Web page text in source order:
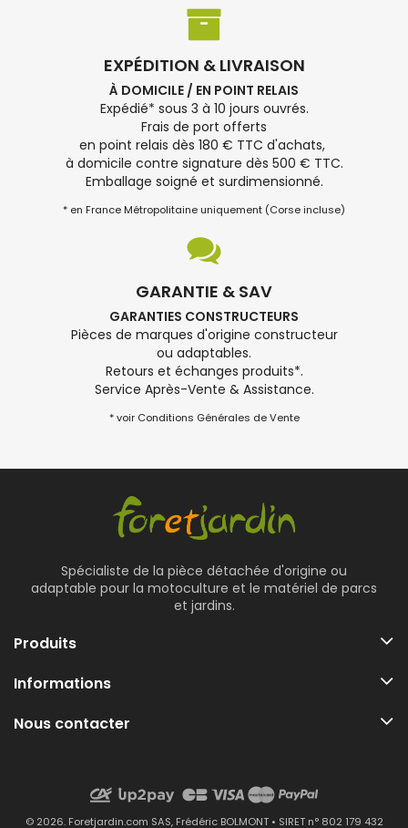
EXPÉDITION & LIVRAISON
À DOMICILE / EN POINT RELAIS
Expédié* sous 3 à 10 jours ouvrés.
Frais de port offerts
en point relais dès 180 € TTC d'achats,
à domicile contre signature dès 500 € TTC.
Emballage soigné et surdimensionné.
* en France Métropolitaine uniquement (Corse incluse)
GARANTIE & SAV
GARANTIES CONSTRUCTEURS
Pièces de marques d'origine constructeur
ou adaptables.
Retours et échanges produits*.
Service Après-Vente & Assistance.
* voir Conditions Générales de Vente
Spécialiste de la pièce détachée d'origine ou
adaptable pour la motoculture et le matériel de parcs
et jardins.
Produits
Informations
Nous contacter
© 2026. Foretjardin.com SAS, Frédéric BOLMONT • SIRET n° 802 179 432